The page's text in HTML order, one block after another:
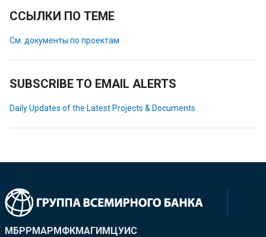
ССЫЛКИ ПО ТЕМЕ
См. документы по проектам
SUBSCRIBE TO EMAIL ALERTS
Daily Updates of the Latest Projects & Documents
МБРРМАРМФКМАГИМЦУИС